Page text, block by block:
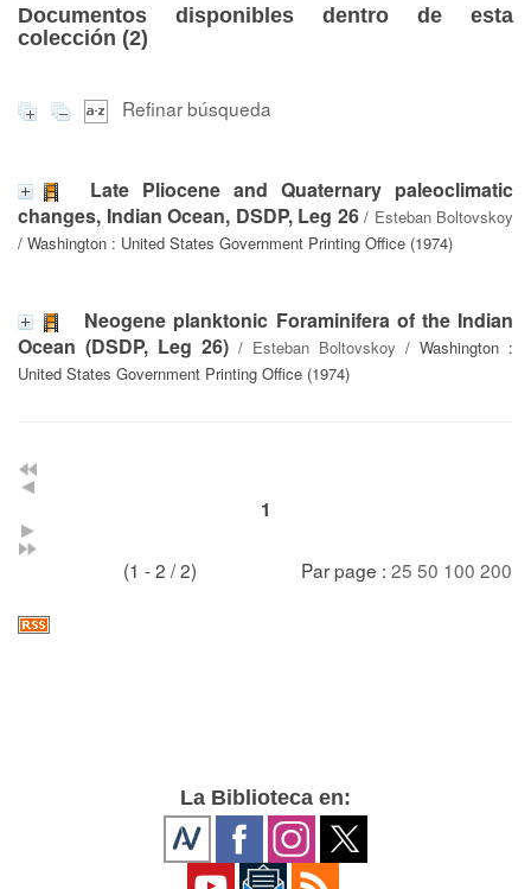
Documentos disponibles dentro de esta
colección (2)
Refinar búsqueda
Late Pliocene and Quaternary paleoclimatic
changes, Indian Ocean, DSDP, Leg 26/ Esteban Boltovskoy
/ Washington : United States Government Printing Office (1974)
Neogene planktonic Foraminifera of the Indian
Ocean (DSDP, Leg 26) / Esteban Boltovskoy / Washington :
United States Government Printing Office (1974)
1
(1 - 2 / 2) Par page : 25 50 100 200
La Biblioteca en: